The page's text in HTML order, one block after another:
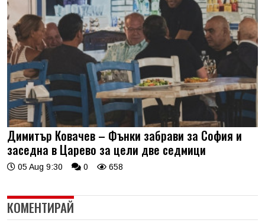
Димитър Ковачев – Фънки забрави за София и
заседна в Царево за цели две седмици
05 Aug 9:30 0 658
КОМЕНТИРАЙ